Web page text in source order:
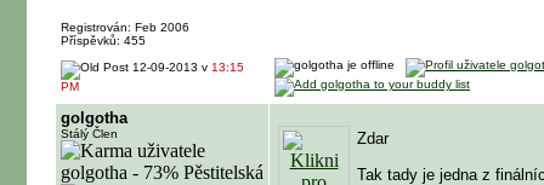
Registrován: Feb 2006
Příspěvků: 455
12-09-2013 v 13:15
PM
golgotha
Stálý Člen
Zdar
Tak tady je jedna z